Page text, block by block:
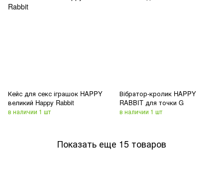
Кейс для секс іграшок HAPPY
великий Happy Rabbit
в наличии 1 шт
Вібратор-кролик HAPPY
RABBIT для точки G
в наличии 1 шт
Показать еще 15 товаров